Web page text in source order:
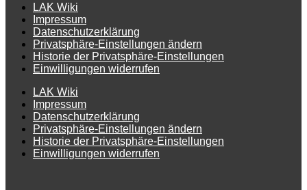
LAK Wiki
Impressum
Datenschutzerklärung
Privatsphäre-Einstellungen ändern
Historie der Privatsphäre-Einstellungen
Einwilligungen widerrufen
LAK Wiki
Impressum
Datenschutzerklärung
Privatsphäre-Einstellungen ändern
Historie der Privatsphäre-Einstellungen
Einwilligungen widerrufen